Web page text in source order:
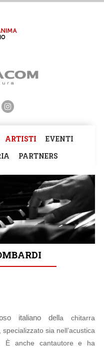
ARTISTI
EVENTI
PARTNERS
italiano della chitarra
sia nell’acustica
È anche cantautore e ha